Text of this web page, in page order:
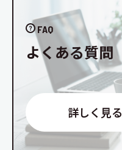
FAQ
よくある質問
詳しく見る